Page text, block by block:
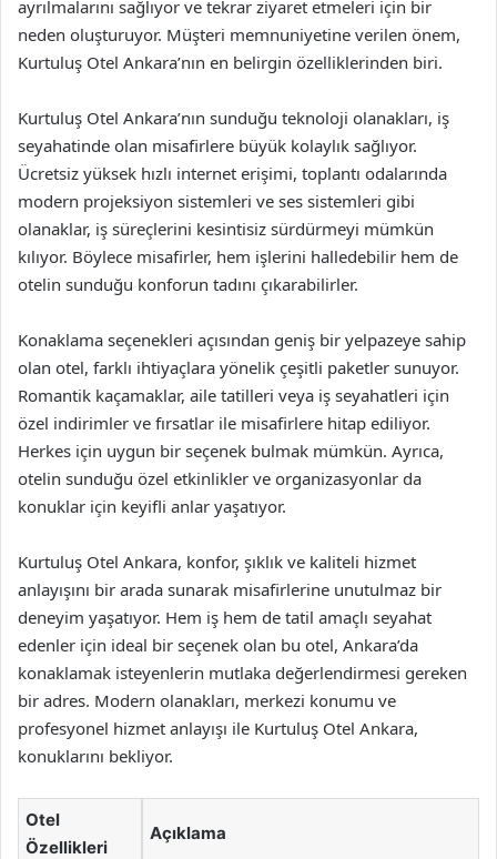
ayrılmalarını sağlıyor ve tekrar ziyaret etmeleri için bir
neden oluşturuyor. Müşteri memnuniyetine verilen önem,
Kurtuluş Otel Ankara’nın en belirgin özelliklerinden biri.
Kurtuluş Otel Ankara’nın sunduğu teknoloji olanakları, iş
seyahatinde olan misafirlere büyük kolaylık sağlıyor.
Ücretsiz yüksek hızlı internet erişimi, toplantı odalarında
modern projeksiyon sistemleri ve ses sistemleri gibi
olanaklar, iş süreçlerini kesintisiz sürdürmeyi mümkün
kılıyor. Böylece misafirler, hem işlerini halledebilir hem de
otelin sunduğu konforun tadını çıkarabilirler.
Konaklama seçenekleri açısından geniş bir yelpazeye sahip
olan otel, farklı ihtiyaçlara yönelik çeşitli paketler sunuyor.
Romantik kaçamaklar, aile tatilleri veya iş seyahatleri için
özel indirimler ve fırsatlar ile misafirlere hitap ediliyor.
Herkes için uygun bir seçenek bulmak mümkün. Ayrıca,
otelin sunduğu özel etkinlikler ve organizasyonlar da
konuklar için keyifli anlar yaşatıyor.
Kurtuluş Otel Ankara, konfor, şıklık ve kaliteli hizmet
anlayışını bir arada sunarak misafirlerine unutulmaz bir
deneyim yaşatıyor. Hem iş hem de tatil amaçlı seyahat
edenler için ideal bir seçenek olan bu otel, Ankara’da
konaklamak isteyenlerin mutlaka değerlendirmesi gereken
bir adres. Modern olanakları, merkezi konumu ve
profesyonel hizmet anlayışı ile Kurtuluş Otel Ankara,
konuklarını bekliyor.
Otel
Özellikleri
Açıklama